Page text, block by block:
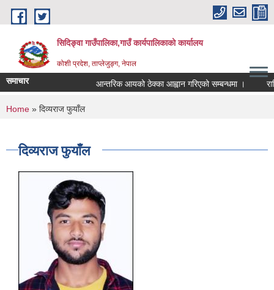
Skip to main content
सिदिङ्वा गाउँपालिका,गाउँ कार्यपालिकाको कार्यालय
कोशी प्रदेश, ताप्लेजुङ्ग, नेपाल
समाचार आन्तरिक आयको ठेक्का आह्वान गरिएको सम्बन्धमा ।
You are here
Home » दिव्यराज फुयाँल
दिव्यराज फुयाँल